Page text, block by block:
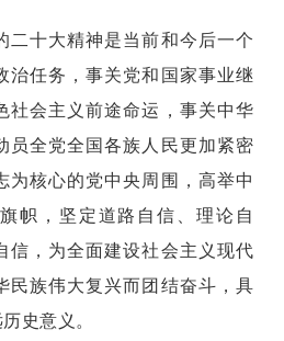
十大精神是当前和今后一个
治任务，事关党和国家事业继
社会主义前途命运，事关中华
员全党全国各族人民更加紧密
为核心的党中央周围，高举中
帜，坚定道路自信、理论自
信，为全面建设社会主义现代
民族伟大复兴而团结奋斗，具
史意义。